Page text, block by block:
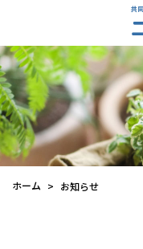
ホーム > お知らせ